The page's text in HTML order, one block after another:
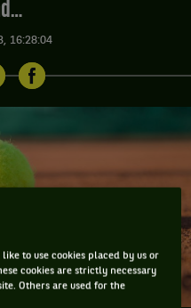
16:28:04
to use cookies placed by us or
cookies are strictly necessary
Others are used for the